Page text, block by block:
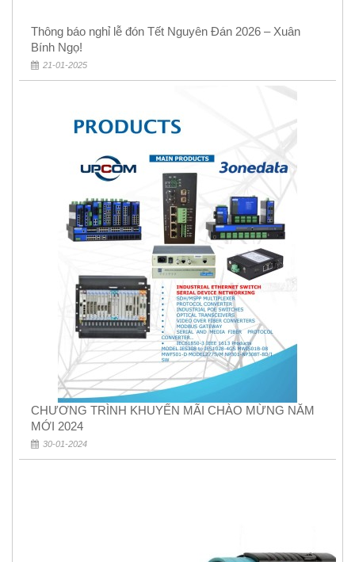
Thông báo nghỉ lễ đón Tết Nguyên Đán 2026 – Xuân
Bính Ngọ!
21-01-2025
CHƯƠNG TRÌNH KHUYẾN MÃI CHÀO MỪNG NĂM
MỚI 2024
30-01-2024